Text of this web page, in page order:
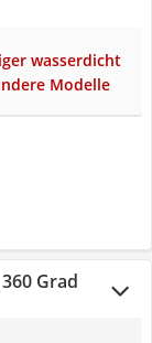
wasserdicht
Modelle
Grad